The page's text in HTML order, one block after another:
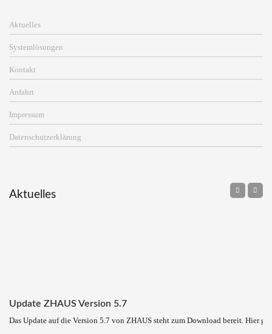
Aktuelles
Systemlösungen
Kontakt
Anfahrt
Impressum
Datenschutzerklärung
Aktuelles
Update ZHAUS Version 5.7
Das Update auf die Version 5.7 von ZHAUS steht zum Download bereit. Hier